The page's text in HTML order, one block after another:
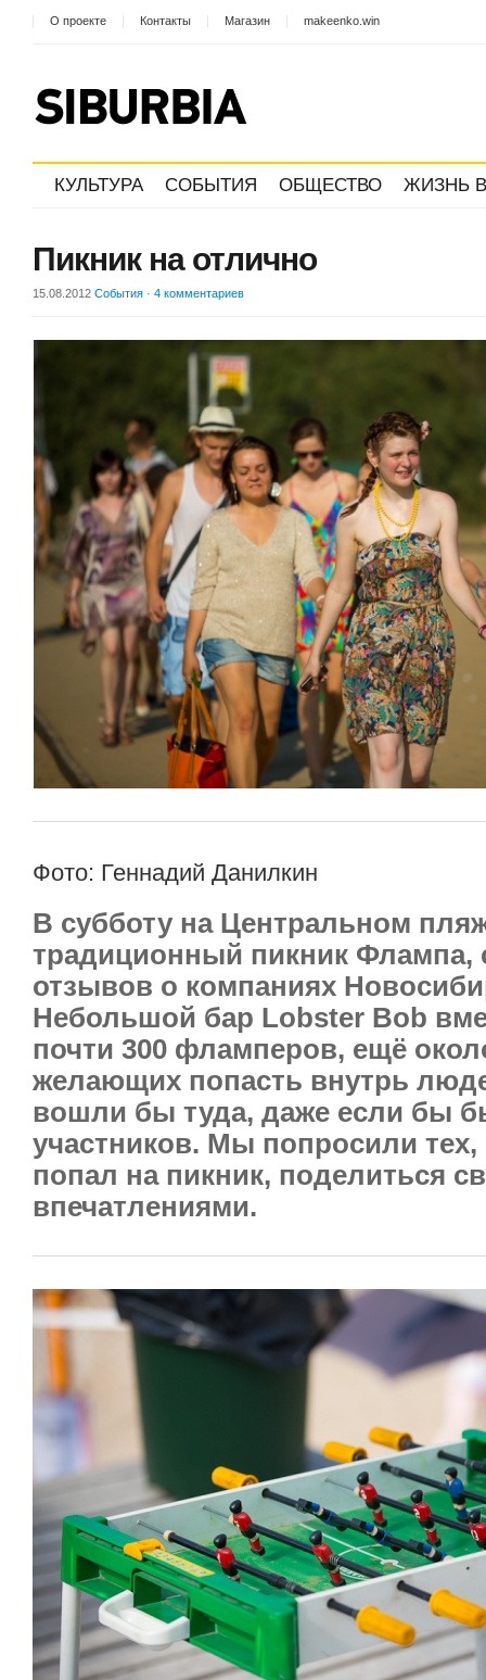
О проекте Контакты Магазин makeenko.win
КУЛЬТУРА СОБЫТИЯ ОБЩЕСТВО ЖИЗНЬ
Пикник на отлично
15.08.2012 События · 4 комментариев
Фото: Геннадий Данилкин
В субботу на Центральном
традиционный пикник Флампа,
отзывов о компаниях
Небольшой бар Lobster Bob
почти 300 фламперов, ещё
желающих попасть внутрь
вошли бы туда, даже если бы
участников. Мы попросили тех,
попал на пикник, поделиться
впечатлениями.